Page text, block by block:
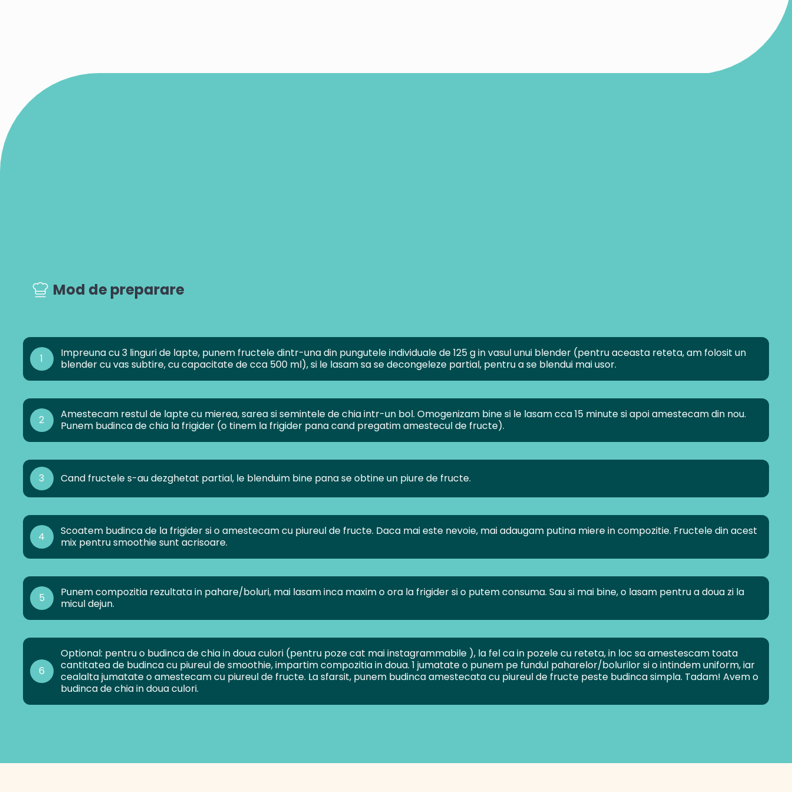
Mod de preparare
1
Impreuna cu 3 linguri de lapte, punem fructele dintr-una din pungutele individuale de 125 g in vasul unui blender (pentru aceasta reteta, am folosit un
blender cu vas subtire, cu capacitate de cca 500 ml), si le lasam sa se decongeleze partial, pentru a se blendui mai usor.
2
Amestecam restul de lapte cu mierea, sarea si semintele de chia intr-un bol. Omogenizam bine si le lasam cca 15 minute si apoi amestecam din nou.
Punem budinca de chia la frigider (o tinem la frigider pana cand pregatim amestecul de fructe).
3 Cand fructele s-au dezghetat partial, le blenduim bine pana se obtine un piure de fructe.
4
Scoatem budinca de la frigider si o amestecam cu piureul de fructe. Daca mai este nevoie, mai adaugam putina miere in compozitie. Fructele din acest
mix pentru smoothie sunt acrisoare.
5
Punem compozitia rezultata in pahare/boluri, mai lasam inca maxim o ora la frigider si o putem consuma. Sau si mai bine, o lasam pentru a doua zi la
micul dejun.
6
Optional: pentru o budinca de chia in doua culori (pentru poze cat mai instagrammabile ), la fel ca in pozele cu reteta, in loc sa amestescam toata
cantitatea de budinca cu piureul de smoothie, impartim compozitia in doua. 1 jumatate o punem pe fundul paharelor/bolurilor si o intindem uniform, iar
cealalta jumatate o amestecam cu piureul de fructe. La sfarsit, punem budinca amestecata cu piureul de fructe peste budinca simpla. Tadam! Avem o
budinca de chia in doua culori.